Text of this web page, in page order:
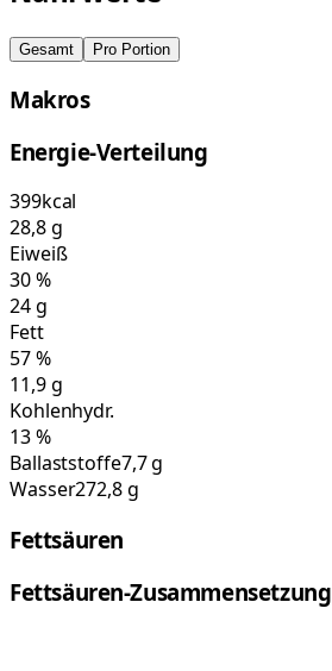
Gesamt Pro Portion
Makros
Energie-Verteilung
399kcal
28,8g
Eiweiß
30%
24g
Fett
57%
11,9g
Kohlenhydr.
13%
Ballaststoffe7,7 g
Wasser272,8 g
Fettsäuren
Fettsäuren-Zusammensetzung